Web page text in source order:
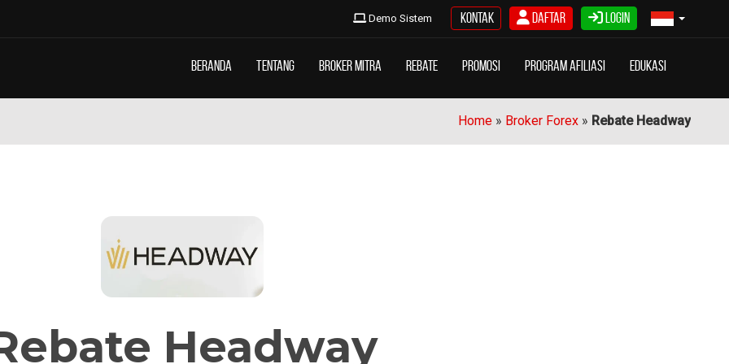
Beranda Tentang Broker Mitra Rebate Promosi Program Afiliasi Edukasi
Demo Sistem Login
Daftar
Kontak
Home » Broker Forex » Rebate Headway
Headway